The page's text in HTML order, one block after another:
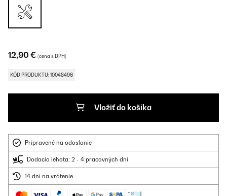
12,90 € (cena s DPH)
KÓD PRODUKTU: 10048496
Vložiť do košíka
Pripravené na odoslanie
Dodacia lehota: 2 - 4 pracovných dní
14 dní na vrátenie